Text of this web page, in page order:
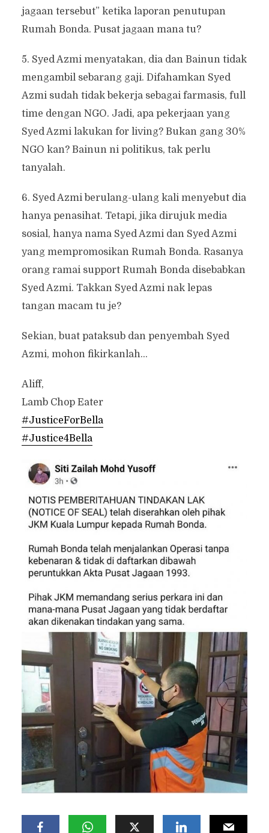
jagaan tersebut” ketika laporan penutupan
Rumah Bonda. Pusat jagaan mana tu?
5. Syed Azmi menyatakan, dia dan Bainun tidak
mengambil sebarang gaji. Difahamkan Syed
Azmi sudah tidak bekerja sebagai farmasis, full
time dengan NGO. Jadi, apa pekerjaan yang
Syed Azmi lakukan for living? Bukan gang 30%
NGO kan? Bainun ni politikus, tak perlu
tanyalah.
6. Syed Azmi berulang-ulang kali menyebut dia
hanya penasihat. Tetapi, jika dirujuk media
sosial, hanya nama Syed Azmi dan Syed Azmi
yang mempromosikan Rumah Bonda. Rasanya
orang ramai support Rumah Bonda disebabkan
Syed Azmi. Takkan Syed Azmi nak lepas
tangan macam tu je?
Sekian, buat pataksub dan penyembah Syed
Azmi, mohon fikirkanlah…
Aliff,
Lamb Chop Eater
#JusticeForBella
#Justice4Bella